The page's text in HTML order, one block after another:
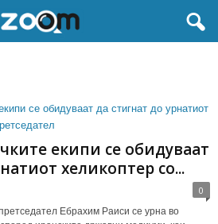
екипи се обидуваат
хеликоптер со...
0
Ебрахим Раиси се урна во